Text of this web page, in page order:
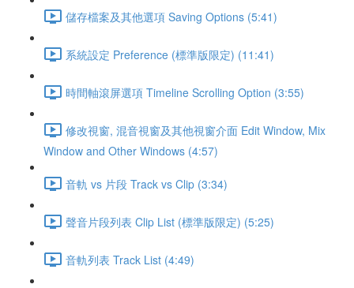
儲存檔案及其他選項 Saving Options (5:41)
系統設定 Preference (標準版限定) (11:41)
時間軸滾屏選項 Timeline Scrolling Option (3:55)
修改視窗, 混音視窗及其他視窗介面 Edit Window, Mix
Window and Other Windows (4:57)
音軌 vs 片段 Track vs Clip (3:34)
聲音片段列表 Clip List (標準版限定) (5:25)
音軌列表 Track List (4:49)